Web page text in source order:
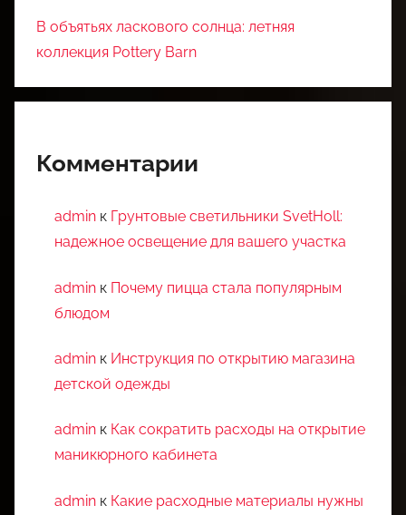
В объятьях ласкового солнца: летняя
коллекция Pottery Barn
Комментарии
admin к Грунтовые светильники SvetHoll:
надежное освещение для вашего участка
admin к Почему пицца стала популярным
блюдом
admin к Инструкция по открытию магазина
детской одежды
admin к Как сократить расходы на открытие
маникюрного кабинета
admin к Какие расходные материалы нужны